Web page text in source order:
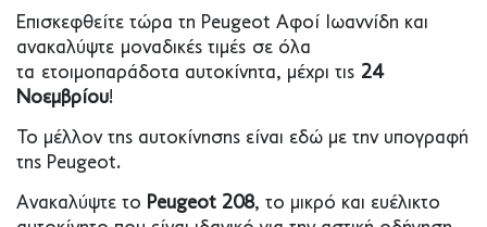
Επισκεφθείτε τώρα τη Peugeot Αφοί Ιωαννίδη και
ανακαλύψτε μοναδικές τιμές σε όλα
τα ετοιμοπαράδοτα αυτοκίνητα, μέχρι τις 24
Νοεμβρίου!
Το μέλλον της αυτοκίνησης είναι εδώ με την υπογραφή
της Peugeot.
Ανακαλύψτε το Peugeot 208, το μικρό και ευέλικτο